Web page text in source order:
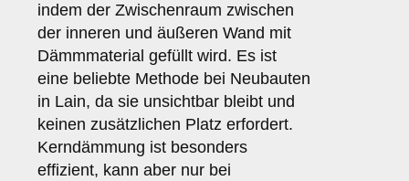
indem der Zwischenraum zwischen
der inneren und äußeren Wand mit
Dämmmaterial gefüllt wird. Es ist
eine beliebte Methode bei Neubauten
in Lain, da sie unsichtbar bleibt und
keinen zusätzlichen Platz erfordert.
Kerndämmung ist besonders
effizient, kann aber nur bei